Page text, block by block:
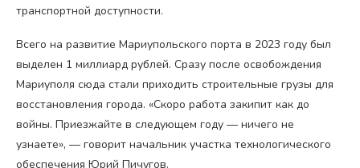
транспортной доступности.
Всего на развитие Мариупольского порта в 2023 году был
выделен 1 миллиард рублей. Сразу после освобождения
Мариуполя сюда стали приходить строительные грузы для
восстановления города. «Скоро работа закипит как до
войны. Приезжайте в следующем году — ничего не
узнаете», — говорит начальник участка технологического
обеспечения Юрий Пичугов.